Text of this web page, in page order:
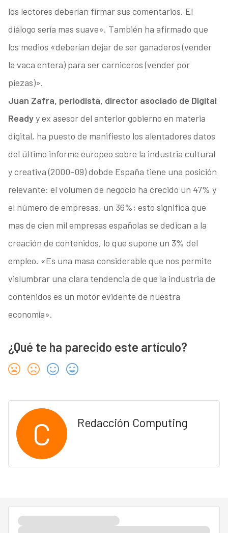
los lectores deberían firmar sus comentarios. El
diálogo sería mas suave». También ha afirmado que
los medios «deberían dejar de ser ganaderos (vender
la vaca entera) para ser carniceros (vender por
piezas)».
Juan Zafra, periodista, director asociado de Digital
Readyy ex asesor del anterior gobierno en materia
digital, ha puesto de manifiesto los alentadores datos
del último informe europeo sobre la industria cultural
y creativa (2000-09) dobde España tiene una posición
relevante: el volumen de negocio ha crecido un 47% y
el número de empresas, un 36%; esto significa que
mas de cien mil empresas españolas se dedican a la
creación de contenidos, lo que supone un 3% del
empleo. «Es una masa considerable que nos permite
vislumbrar una clara tendencia de que la industria de
contenidos es un motor evidente de nuestra
economía».
¿Qué te ha parecido este artículo?
C Redacción Computing